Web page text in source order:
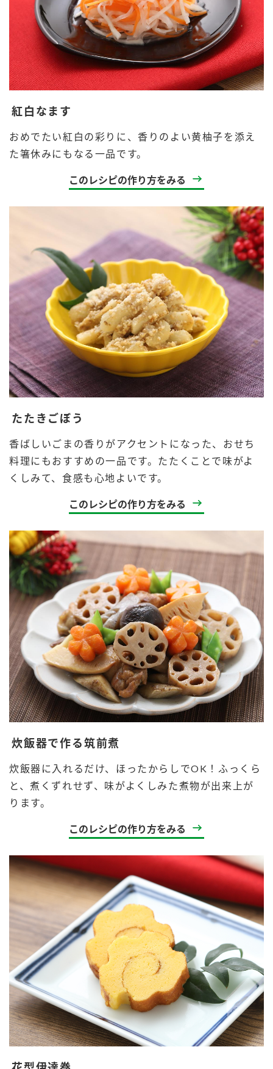
紅白なます
おめでたい紅白の彩りに、香りのよい黄柚子を添え
た箸休みにもなる一品です。
このレシピの作り方をみる
たたきごぼう
香ばしいごまの香りがアクセントになった、おせち
料理にもおすすめの一品です。たたくことで味がよ
くしみて、食感も心地よいです。
このレシピの作り方をみる
炊飯器で作る筑前煮
炊飯器に入れるだけ、ほったからしでOK！ふっくら
と、煮くずれせず、味がよくしみた煮物が出来上が
ります。
このレシピの作り方をみる